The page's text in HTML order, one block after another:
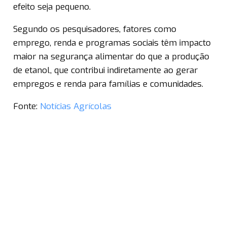
efeito seja pequeno.
Segundo os pesquisadores, fatores como
emprego, renda e programas sociais têm impacto
maior na segurança alimentar do que a produção
de etanol, que contribui indiretamente ao gerar
empregos e renda para famílias e comunidades.
Fonte: Notícias Agrícolas